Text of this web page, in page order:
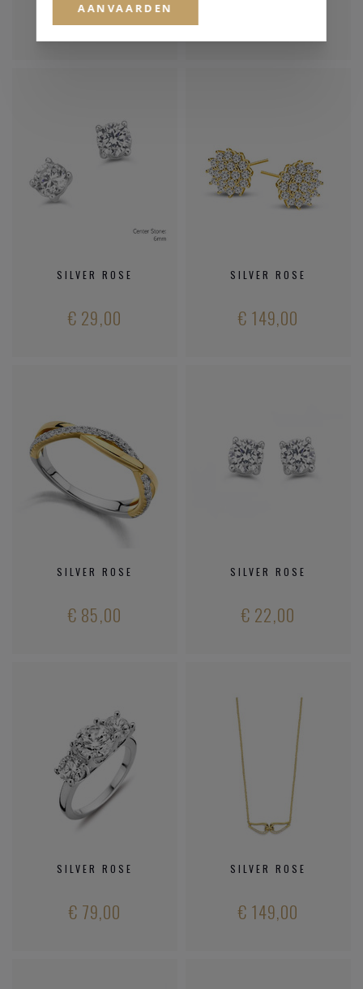
€ 84,00
SILVER ROSE
€ 29,00
SILVER ROSE
€ 149,00
SILVER ROSE
€ 85,00
SILVER ROSE
€ 22,00
SILVER ROSE
€ 79,00
SILVER ROSE
€ 149,00
AANVAARDEN